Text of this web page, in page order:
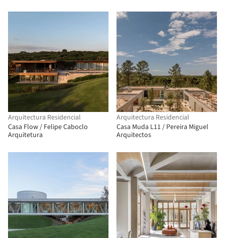
público / Atelier Z+
Arquitectura Residencial
Casa Flow / Felipe Caboclo
Arquitetura
Arquitectura Residencial
Casa Muda L11 / Pereira Miguel
Arquitectos